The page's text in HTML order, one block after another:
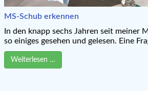
MS-Schub erkennen
In den knapp sechs Jahren seit meiner
so einiges gesehen und gelesen. Eine
Weiterlesen …